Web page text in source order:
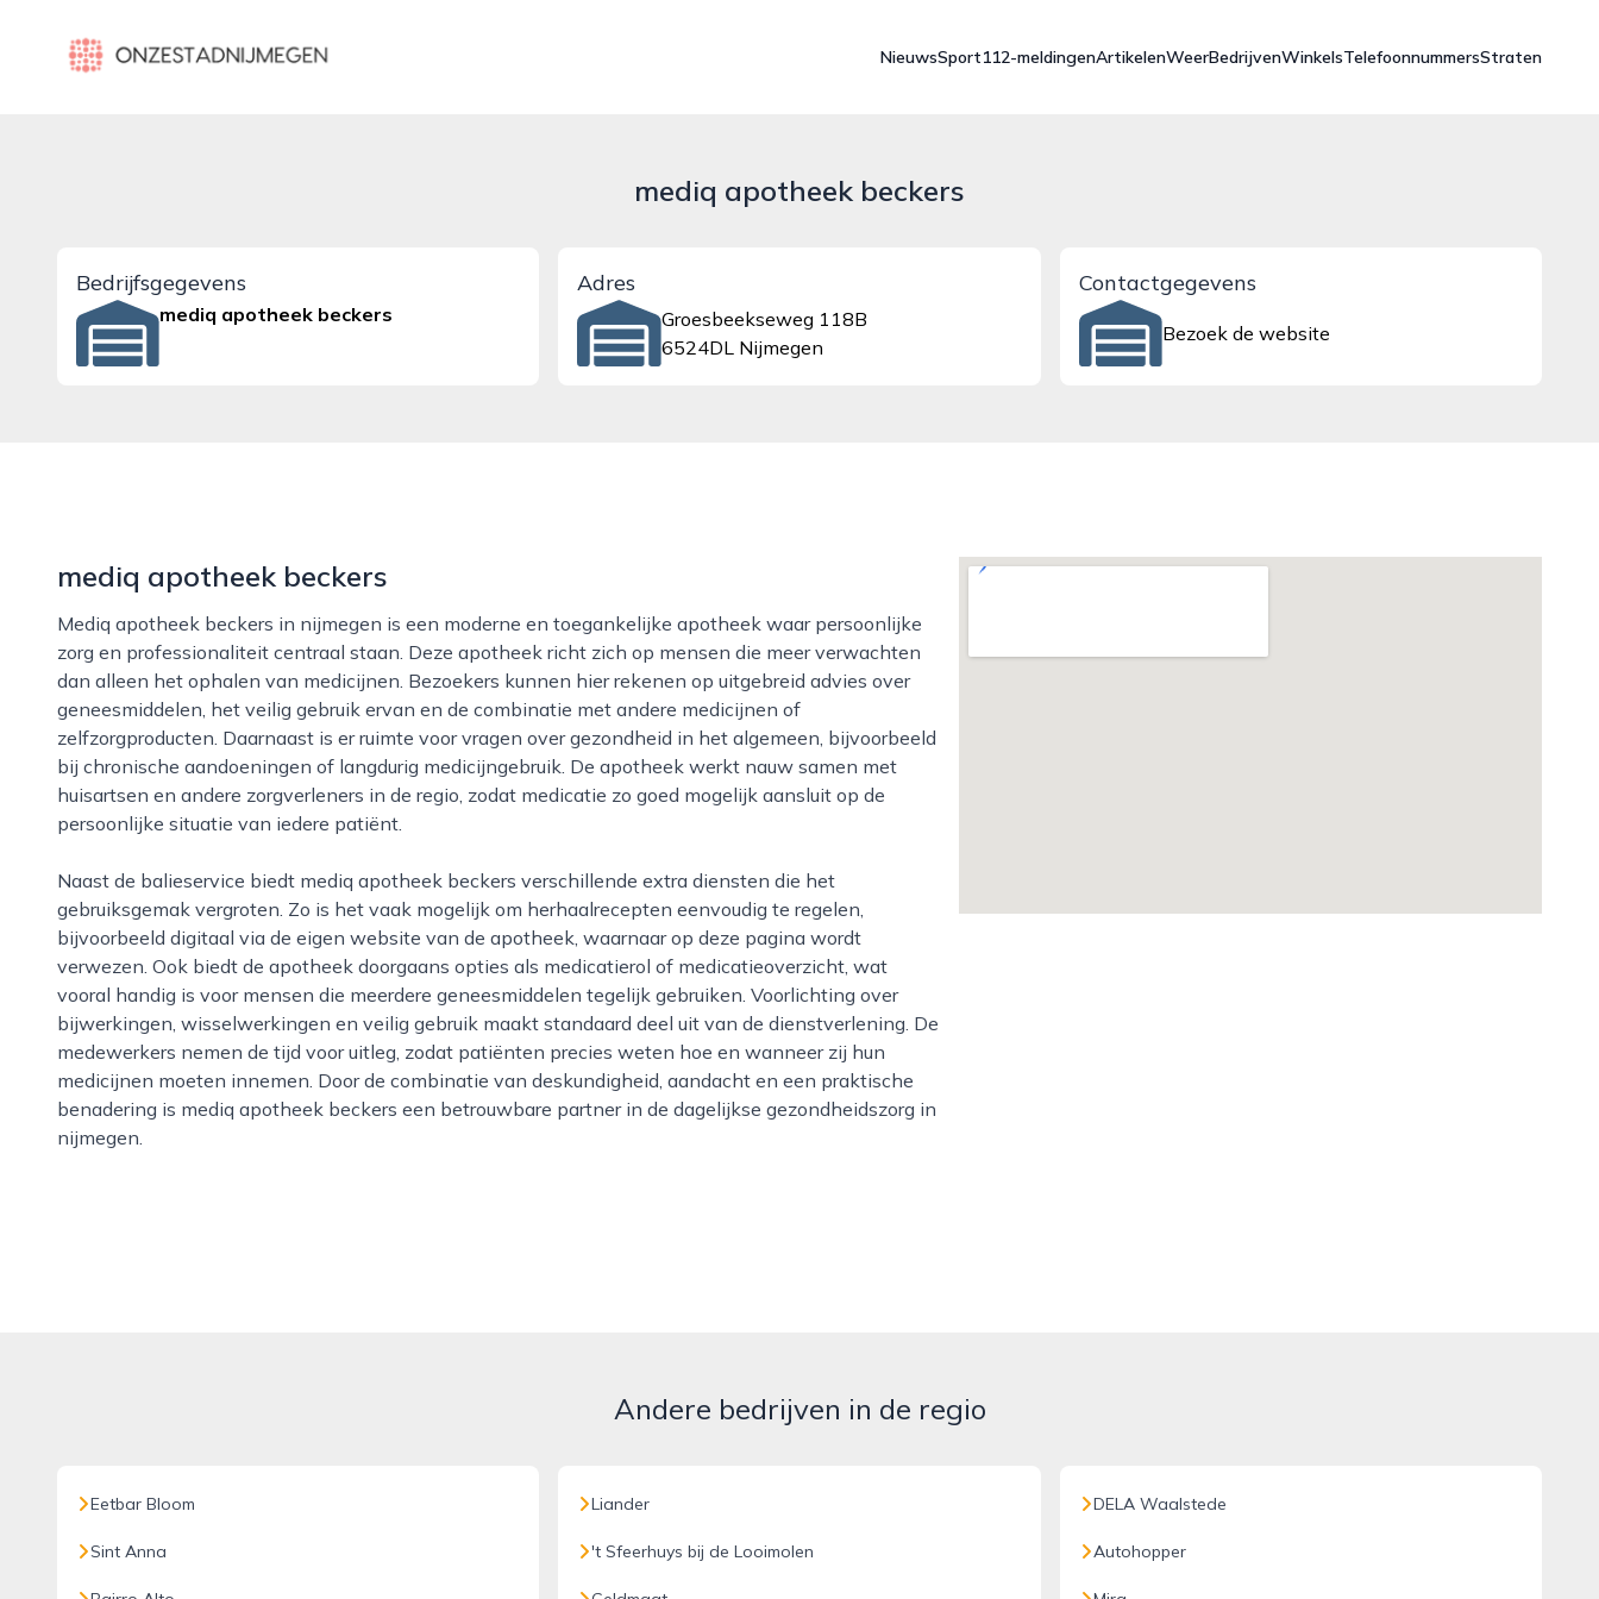
onzestadnijmegen.nl
NieuwsSport112-meldingenArtikelenWeerBedrijvenWinkelsTelefoonnummersStraten
mediq apotheek beckers
Bedrijfsgegevens
mediq apotheek beckers
Adres
Groesbeekseweg 118B
6524DL Nijmegen
Contactgegevens
Bezoek de website
mediq apotheek beckers
Mediq apotheek beckers in nijmegen is een moderne en toegankelijke apotheek waar persoonlijke
zorg en professionaliteit centraal staan. Deze apotheek richt zich op mensen die meer verwachten
dan alleen het ophalen van medicijnen. Bezoekers kunnen hier rekenen op uitgebreid advies over
geneesmiddelen, het veilig gebruik ervan en de combinatie met andere medicijnen of
zelfzorgproducten. Daarnaast is er ruimte voor vragen over gezondheid in het algemeen, bijvoorbeeld
bij chronische aandoeningen of langdurig medicijngebruik. De apotheek werkt nauw samen met
huisartsen en andere zorgverleners in de regio, zodat medicatie zo goed mogelijk aansluit op de
persoonlijke situatie van iedere patiënt.
Naast de balieservice biedt mediq apotheek beckers verschillende extra diensten die het
gebruiksgemak vergroten. Zo is het vaak mogelijk om herhaalrecepten eenvoudig te regelen,
bijvoorbeeld digitaal via de eigen website van de apotheek, waarnaar op deze pagina wordt
verwezen. Ook biedt de apotheek doorgaans opties als medicatierol of medicatieoverzicht, wat
vooral handig is voor mensen die meerdere geneesmiddelen tegelijk gebruiken. Voorlichting over
bijwerkingen, wisselwerkingen en veilig gebruik maakt standaard deel uit van de dienstverlening. De
medewerkers nemen de tijd voor uitleg, zodat patiënten precies weten hoe en wanneer zij hun
medicijnen moeten innemen. Door de combinatie van deskundigheid, aandacht en een praktische
benadering is mediq apotheek beckers een betrouwbare partner in de dagelijkse gezondheidszorg in
nijmegen.
Andere bedrijven in de regio
Eetbar Bloom
Sint Anna
Liander
't Sfeerhuys bij de Looimolen
DELA Waalstede
Autohopper